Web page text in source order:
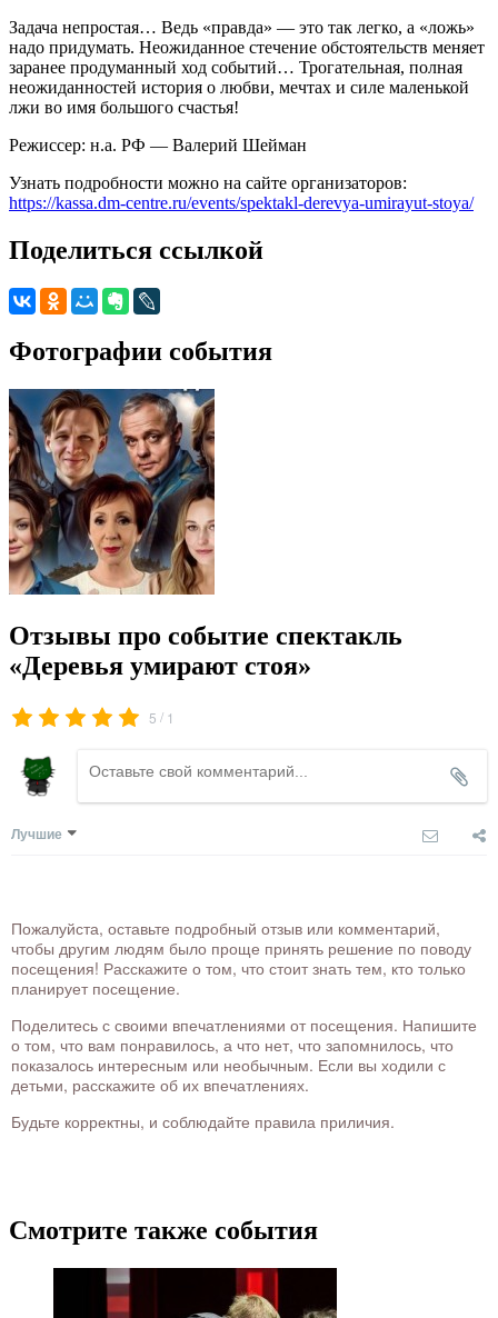
Задача непростая… Ведь «правда» — это так легко, а «ложь»
надо придумать. Неожиданное стечение обстоятельств меняет
заранее продуманный ход событий… Трогательная, полная
неожиданностей история о любви, мечтах и силе маленькой
лжи во имя большого счастья!
Режиссер: н.а. РФ — Валерий Шейман
Узнать подробности можно на сайте организаторов:
https://kassa.dm-centre.ru/events/spektakl-derevya-umirayut-stoya/
Поделиться ссылкой
Фотографии события
Отзывы про событие спектакль
«Деревья умирают стоя»
5 / 1
Лучшие
Пожалуйста, оставьте подробный отзыв или комментарий,
чтобы другим людям было проще принять решение по поводу
посещения! Расскажите о том, что стоит знать тем, кто только
планирует посещение.
Поделитесь с своими впечатлениями от посещения. Напишите
о том, что вам понравилось, а что нет, что запомнилось, что
показалось интересным или необычным. Если вы ходили с
детьми, расскажите об их впечатлениях.
Будьте корректны, и соблюдайте правила приличия.
Смотрите также события